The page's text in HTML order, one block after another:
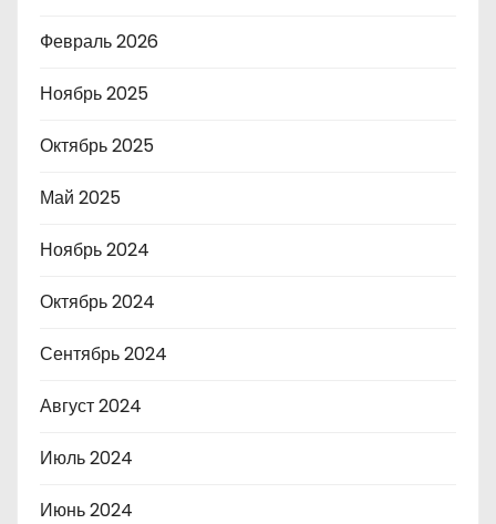
Февраль 2026
Ноябрь 2025
Октябрь 2025
Май 2025
Ноябрь 2024
Октябрь 2024
Сентябрь 2024
Август 2024
Июль 2024
Июнь 2024